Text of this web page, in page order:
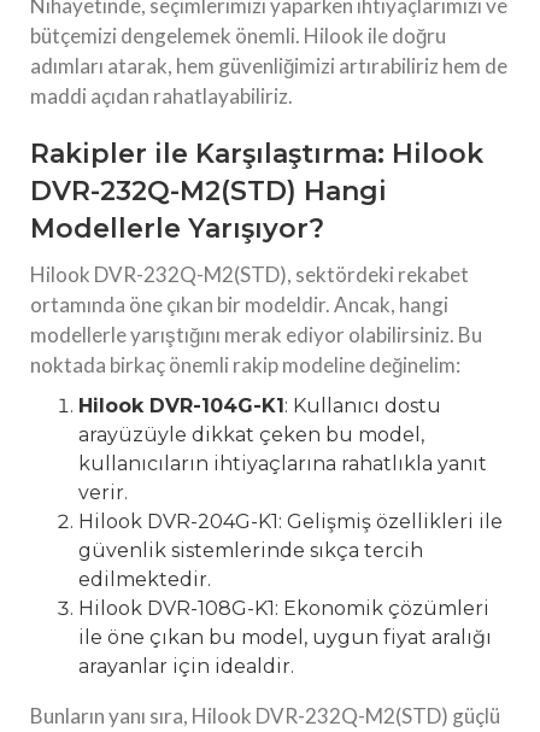
Nihayetinde, seçimlerimizi yaparken ihtiyaçlarımızı ve
bütçemizi dengelemek önemli. Hilook ile doğru
adımları atarak, hem güvenliğimizi artırabiliriz hem de
maddi açıdan rahatlayabiliriz.
Rakipler ile Karşılaştırma: Hilook
DVR-232Q-M2(STD) Hangi
Modellerle Yarışıyor?
Hilook DVR-232Q-M2(STD), sektördeki rekabet
ortamında öne çıkan bir modeldir. Ancak, hangi
modellerle yarıştığını merak ediyor olabilirsiniz. Bu
noktada birkaç önemli rakip modeline değinelim:
Hilook DVR-104G-K1: Kullanıcı dostu
arayüzüyle dikkat çeken bu model,
kullanıcıların ihtiyaçlarına rahatlıkla yanıt
verir.
Hilook DVR-204G-K1: Gelişmiş özellikleri ile
güvenlik sistemlerinde sıkça tercih
edilmektedir.
Hilook DVR-108G-K1: Ekonomik çözümleri
ile öne çıkan bu model, uygun fiyat aralığı
arayanlar için idealdir.
Bunların yanı sıra, Hilook DVR-232Q-M2(STD) güçlü